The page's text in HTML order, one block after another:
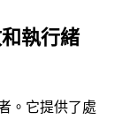
執行緒
。它提供了處